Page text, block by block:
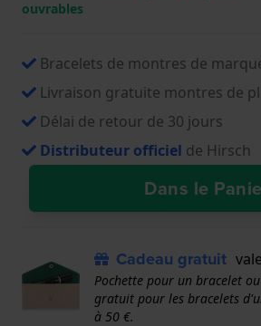
ouvrables
Bracelets de montres de
Livraison gratuite montres de
Délai de retour de 30 jours
Distributeur officiel de Hirsch
Dans le
Cadeau gratuit
Pochette pour un bracelet
gratuit pour les bracelets
à 50 €.